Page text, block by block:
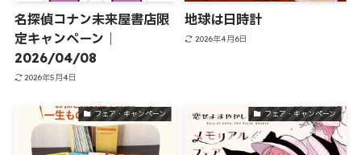
名探偵コナン未来屋書店限
定キャンペーン｜
2026/04/08
2026年5月4日
地球は日時計
2026年4月6日
フェア・キャンペーン フェア・キャンペーン